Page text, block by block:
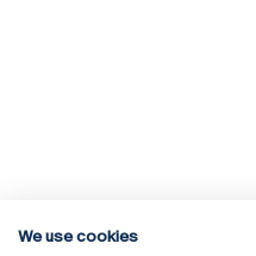
We use cookies